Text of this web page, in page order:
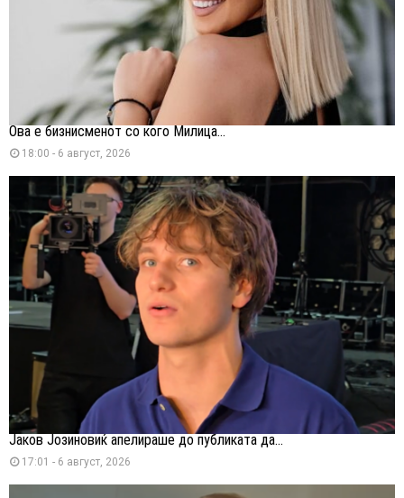
Ова е бизнисменот со кого Милица...
18:00 - 6 август, 2026
Јаков Јозиновиќ апелираше до публиката да...
17:01 - 6 август, 2026